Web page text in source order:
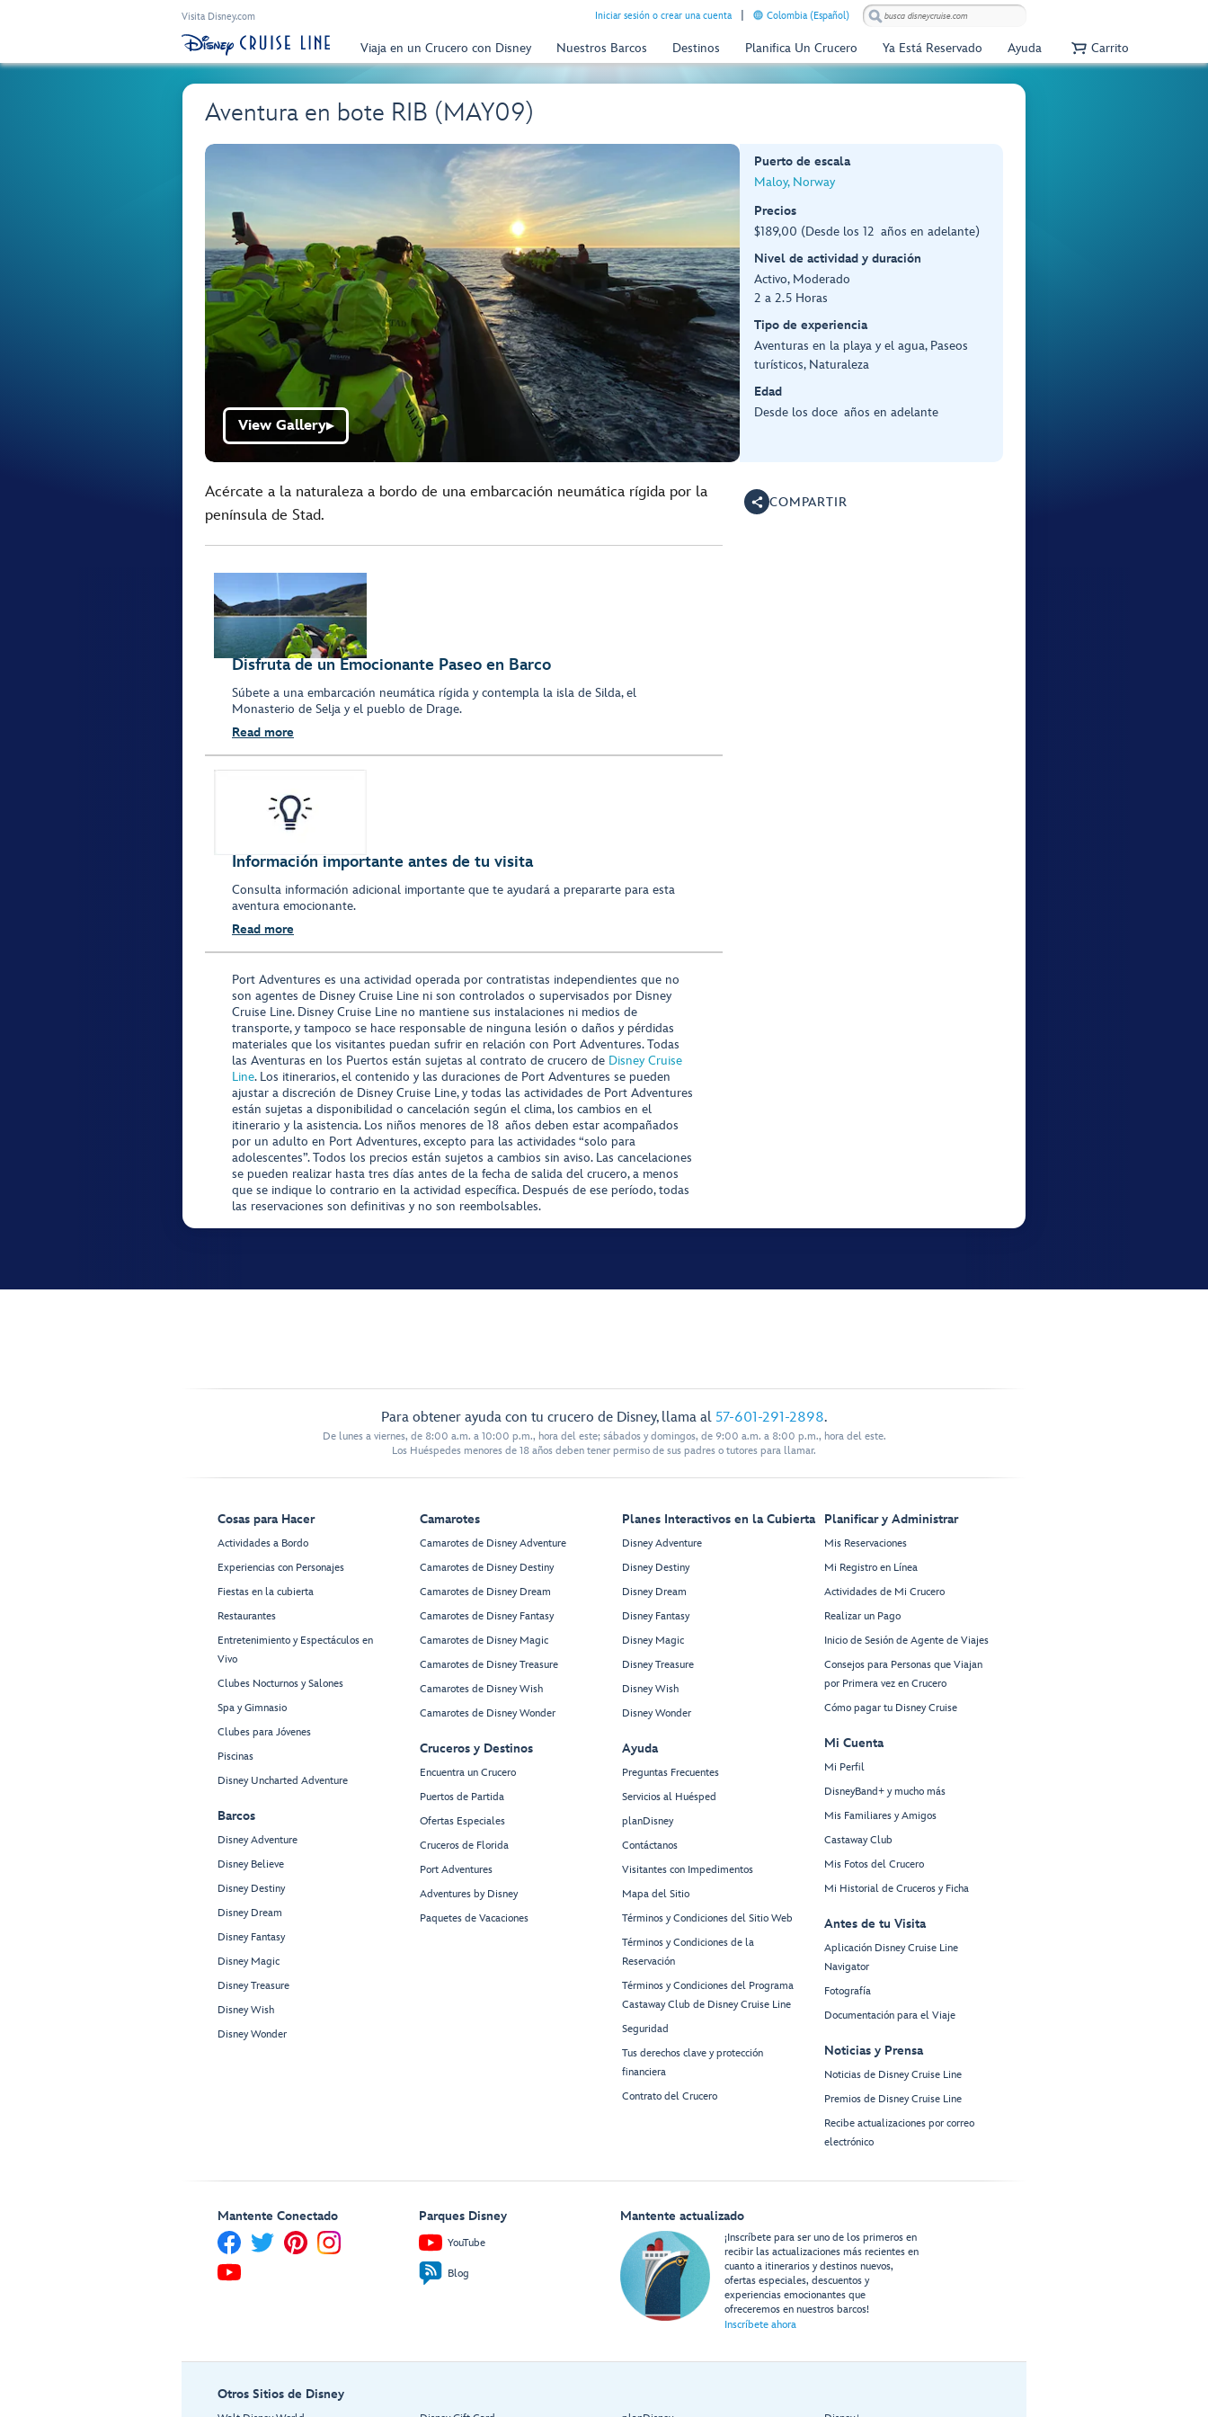
Visita Disney.com Iniciar sesión o crear una cuenta Colombia (Español)
Viaja en un Crucero con Disney Nuestros Barcos Destinos Planifica Un Crucero Ya Está Reservado Ayuda Carrito
Aventura en bote RIB (MAY09)
View Gallery▶
Puerto de escala
Maloy, Norway
Precios
$189,00 (Desde los 12 años en adelante)
Nivel de actividad y duración
Activo, Moderado
2 a 2.5 Horas
Tipo de experiencia
Aventuras en la playa y el agua, Paseos
turísticos, Naturaleza
Edad
Desde los doce años en adelante
Acércate a la naturaleza a bordo de una embarcación neumática rígida por la
península de Stad.
Disfruta de un Emocionante Paseo en Barco
Súbete a una embarcación neumática rígida y contempla la isla de Silda, el
Monasterio de Selja y el pueblo de Drage.
Read more
Información importante antes de tu visita
Consulta información adicional importante que te ayudará a prepararte para esta
aventura emocionante.
Read more
Port Adventures es una actividad operada por contratistas independientes que no
son agentes de Disney Cruise Line ni son controlados o supervisados por Disney
Cruise Line. Disney Cruise Line no mantiene sus instalaciones ni medios de
transporte, y tampoco se hace responsable de ninguna lesión o daños y pérdidas
materiales que los visitantes puedan sufrir en relación con Port Adventures. Todas
las Aventuras en los Puertos están sujetas al contrato de crucero de Disney Cruise
Line. Los itinerarios, el contenido y las duraciones de Port Adventures se pueden
ajustar a discreción de Disney Cruise Line, y todas las actividades de Port Adventures
están sujetas a disponibilidad o cancelación según el clima, los cambios en el
itinerario y la asistencia. Los niños menores de 18 años deben estar acompañados
por un adulto en Port Adventures, excepto para las actividades “solo para
adolescentes”. Todos los precios están sujetos a cambios sin aviso. Las cancelaciones
se pueden realizar hasta tres días antes de la fecha de salida del crucero, a menos
que se indique lo contrario en la actividad específica. Después de ese período, todas
las reservaciones son definitivas y no son reembolsables.
COMPARTIR
Para obtener ayuda con tu crucero de Disney, llama al 57-601-291-2898.
De lunes a viernes, de 8:00 a.m. a 10:00 p.m., hora del este; sábados y domingos, de 9:00 a.m. a 8:00 p.m., hora del este.
Los Huéspedes menores de 18 años deben tener permiso de sus padres o tutores para llamar.
Cosas para Hacer
Actividades a Bordo
Experiencias con Personajes
Fiestas en la cubierta
Restaurantes
Entretenimiento y Espectáculos en
Vivo
Clubes Nocturnos y Salones
Spa y Gimnasio
Clubes para Jóvenes
Piscinas
Disney Uncharted Adventure
Barcos
Disney Adventure
Disney Believe
Disney Destiny
Disney Dream
Disney Fantasy
Disney Magic
Disney Treasure
Disney Wish
Disney Wonder
Camarotes
Camarotes de Disney Adventure
Camarotes de Disney Destiny
Camarotes de Disney Dream
Camarotes de Disney Fantasy
Camarotes de Disney Magic
Camarotes de Disney Treasure
Camarotes de Disney Wish
Camarotes de Disney Wonder
Cruceros y Destinos
Encuentra un Crucero
Puertos de Partida
Ofertas Especiales
Cruceros de Florida
Port Adventures
Adventures by Disney
Paquetes de Vacaciones
Planes Interactivos en la Cubierta
Disney Adventure
Disney Destiny
Disney Dream
Disney Fantasy
Disney Magic
Disney Treasure
Disney Wish
Disney Wonder
Ayuda
Preguntas Frecuentes
Servicios al Huésped
planDisney
Contáctanos
Visitantes con Impedimentos
Mapa del Sitio
Términos y Condiciones del Sitio Web
Términos y Condiciones de la
Reservación
Términos y Condiciones del Programa
Castaway Club de Disney Cruise Line
Seguridad
Tus derechos clave y protección
financiera
Contrato del Crucero
Planificar y Administrar
Mis Reservaciones
Mi Registro en Línea
Actividades de Mi Crucero
Realizar un Pago
Inicio de Sesión de Agente de Viajes
Consejos para Personas que Viajan
por Primera vez en Crucero
Cómo pagar tu Disney Cruise
Mi Cuenta
Mi Perfil
DisneyBand+ y mucho más
Mis Familiares y Amigos
Castaway Club
Mis Fotos del Crucero
Mi Historial de Cruceros y Ficha
Antes de tu Visita
Aplicación Disney Cruise Line
Navigator
Fotografía
Documentación para el Viaje
Noticias y Prensa
Noticias de Disney Cruise Line
Premios de Disney Cruise Line
Recibe actualizaciones por correo
electrónico
Mantente Conectado Parques Disney
YouTube
Blog
Mantente actualizado
¡Inscríbete para ser uno de los primeros en
recibir las actualizaciones más recientes en
cuanto a itinerarios y destinos nuevos,
ofertas especiales, descuentos y
experiencias emocionantes que
ofreceremos en nuestros barcos!
Inscríbete ahora
Otros Sitios de Disney